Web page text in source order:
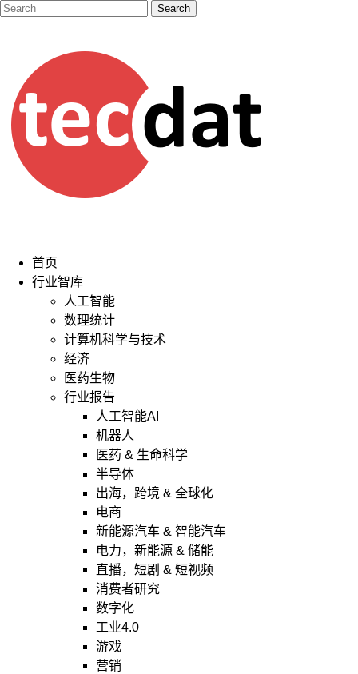
首页
行业智库
人工智能
数理统计
计算机科学与技术
经济
医药生物
行业报告
人工智能AI
机器人
医药 & 生命科学
半导体
出海，跨境 & 全球化
电商
新能源汽车 & 智能汽车
电力，新能源 & 储能
直播，短剧 & 短视频
消费者研究
数字化
工业4.0
游戏
营销